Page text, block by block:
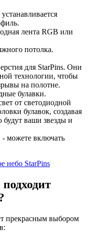
лента RGB или
потолка.
для StarPins. Они
технологии, чтобы
на полотне.
булавки.
от светодиодной
булавок, создавая
будут ваши звезды и
можете включать
подходит
прекрасным выбором